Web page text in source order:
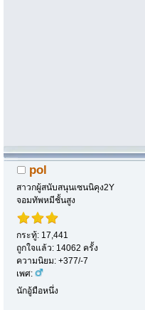
pol
สาวกผู้สนับสนุนเซนนิคุง2Y
จอมทัพหมีชั้นสูง
กระทู้: 17,441
ถูกใจแล้ว: 14062 ครั้ง
ความนิยม: +377/-7
เพศ:
นักอู้มือหนึ่ง